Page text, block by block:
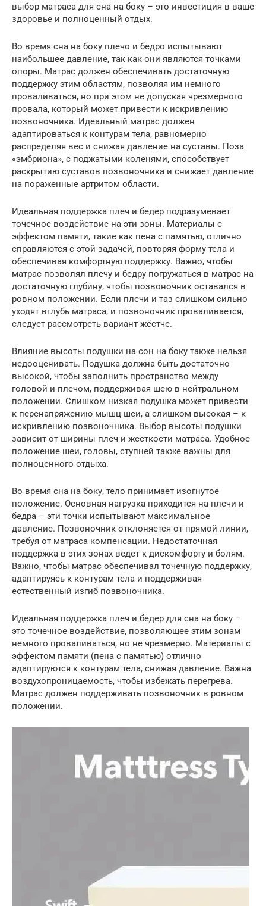
выбор матраса для сна на боку – это инвестиция в ваше
здоровье и полноценный отдых.
Во время сна на боку плечо и бедро испытывают
наибольшее давление, так как они являются точками
опоры. Матрас должен обеспечивать достаточную
поддержку этим областям, позволяя им немного
проваливаться, но при этом не допуская чрезмерного
провала, который может привести к искривлению
позвоночника. Идеальный матрас должен
адаптироваться к контурам тела, равномерно
распределяя вес и снижая давление на суставы. Поза
«эмбриона», с поджатыми коленями, способствует
раскрытию суставов позвоночника и снижает давление
на пораженные артритом области.
Идеальная поддержка плеч и бедер подразумевает
точечное воздействие на эти зоны. Материалы с
эффектом памяти, такие как пена с памятью, отлично
справляются с этой задачей, повторяя форму тела и
обеспечивая комфортную поддержку. Важно, чтобы
матрас позволял плечу и бедру погружаться в матрас на
достаточную глубину, чтобы позвоночник оставался в
ровном положении. Если плечи и таз слишком сильно
уходят вглубь матраса, и позвоночник проваливается,
следует рассмотреть вариант жёстче.
Влияние высоты подушки на сон на боку также нельзя
недооценивать. Подушка должна быть достаточно
высокой, чтобы заполнить пространство между
головой и плечом, поддерживая шею в нейтральном
положении. Слишком низкая подушка может привести
к перенапряжению мышц шеи, а слишком высокая – к
искривлению позвоночника. Выбор высоты подушки
зависит от ширины плеч и жесткости матраса. Удобное
положение шеи, головы, ступней также важны для
полноценного отдыха.
Во время сна на боку, тело принимает изогнутое
положение. Основная нагрузка приходится на плечи и
бедра – эти точки испытывают максимальное
давление. Позвоночник отклоняется от прямой линии,
требуя от матраса компенсации. Недостаточная
поддержка в этих зонах ведет к дискомфорту и болям.
Важно, чтобы матрас обеспечивал точечную поддержку,
адаптируясь к контурам тела и поддерживая
естественный изгиб позвоночника.
Идеальная поддержка плеч и бедер для сна на боку –
это точечное воздействие, позволяющее этим зонам
немного проваливаться, но не чрезмерно. Материалы с
эффектом памяти (пена с памятью) отлично
адаптируются к контурам тела, снижая давление. Важна
воздухопроницаемость, чтобы избежать перегрева.
Матрас должен поддерживать позвоночник в ровном
положении.